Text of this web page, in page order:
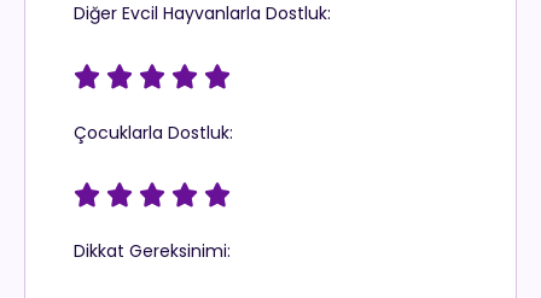
Diğer Evcil Hayvanlarla Dostluk:
    
Çocuklarla Dostluk:
    
Dikkat Gereksinimi: